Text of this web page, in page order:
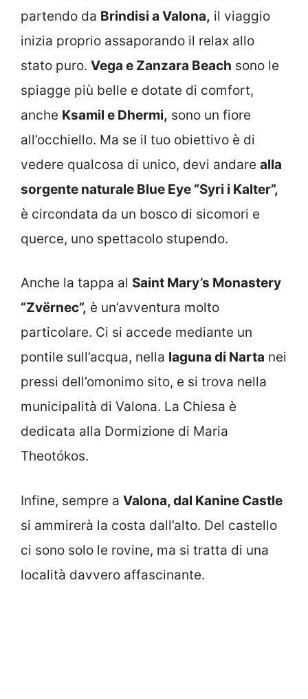
partendo da Brindisi a Valona, il viaggio
inizia proprio assaporando il relax allo
stato puro. Vega e Zanzara Beach sono le
spiagge più belle e dotate di comfort,
anche Ksamil e Dhermi, sono un fiore
all’occhiello. Ma se il tuo obiettivo è di
vedere qualcosa di unico, devi andare alla
sorgente naturale Blue Eye “Syri i Kalter”,
è circondata da un bosco di sicomori e
querce, uno spettacolo stupendo.
Anche la tappa al Saint Mary’s Monastery
“Zvërnec”, è un’avventura molto
particolare. Ci si accede mediante un
pontile sull’acqua, nella laguna di Narta nei
pressi dell’omonimo sito, e si trova nella
municipalità di Valona. La Chiesa è
dedicata alla Dormizione di Maria
Theotókos.
Infine, sempre a Valona, dal Kanine Castle
si ammirerà la costa dall’alto. Del castello
ci sono solo le rovine, ma si tratta di una
località davvero affascinante.